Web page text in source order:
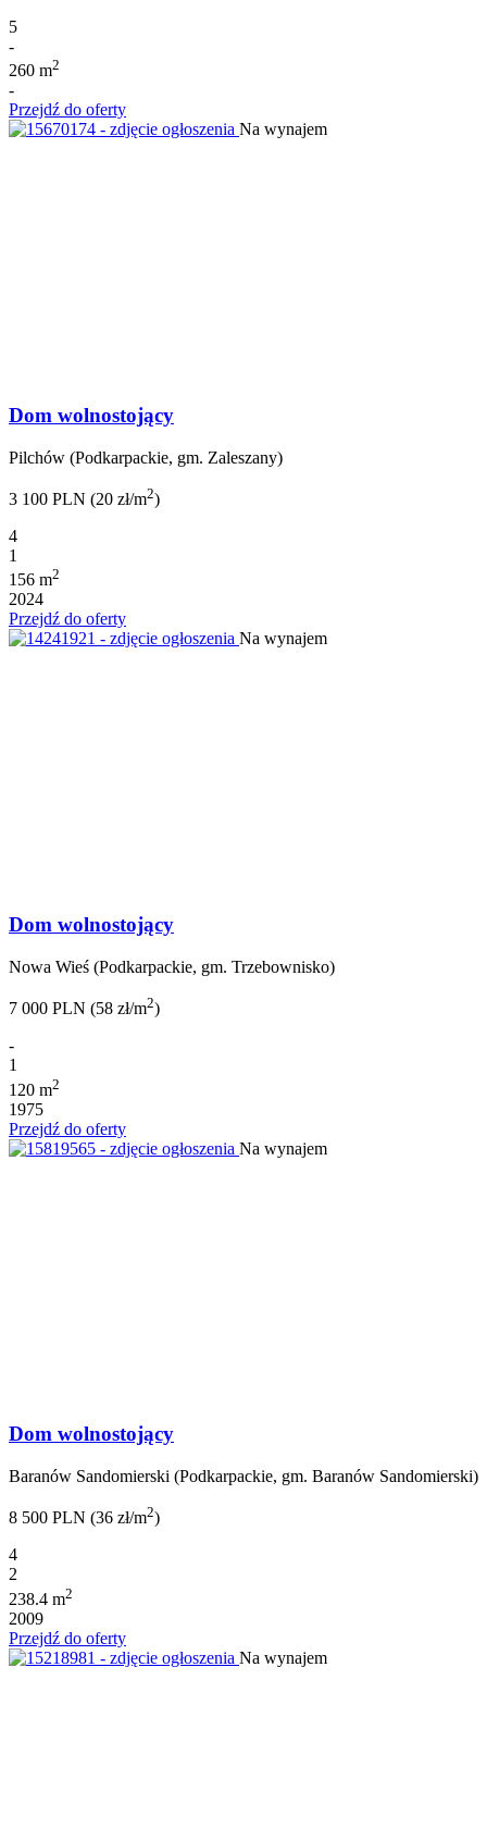
5
-
260 m2
-
Przejdź do oferty
Na wynajem
Dom wolnostojący
Pilchów (Podkarpackie, gm. Zaleszany)
3 100 PLN (20 zł/m2)
4
1
156 m2
2024
Przejdź do oferty
Na wynajem
Dom wolnostojący
Nowa Wieś (Podkarpackie, gm. Trzebownisko)
7 000 PLN (58 zł/m2)
-
1
120 m2
1975
Przejdź do oferty
Na wynajem
Dom wolnostojący
Baranów Sandomierski (Podkarpackie, gm. Baranów Sandomierski)
8 500 PLN (36 zł/m2)
4
2
238.4 m2
2009
Przejdź do oferty
Na wynajem